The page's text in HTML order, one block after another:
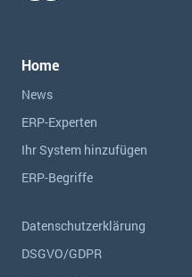
Home
News
ERP-Experten
Ihr System hinzufügen
ERP-Begriffe
Datenschutzerklärung
DSGVO/GDPR